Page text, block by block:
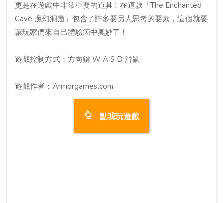
更是在遊戲中非常重要的道具！在這款「The Enchanted
Cave 魔幻洞窟」包含了許多要另人思考的要素，這個就要
讓玩家們來自己體驗箇中奧妙了！
遊戲控制方式：方向鍵 W A S D 滑鼠
遊戲作者：Armorgames.com
點我玩遊戲